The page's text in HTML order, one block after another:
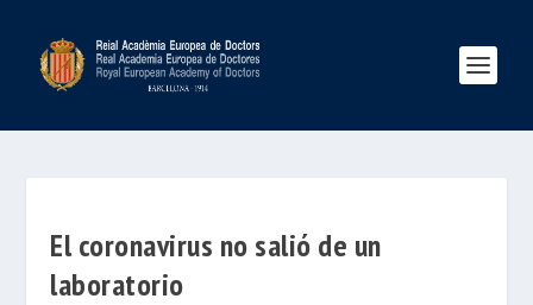
El coronavirus no salió de un
laboratorio